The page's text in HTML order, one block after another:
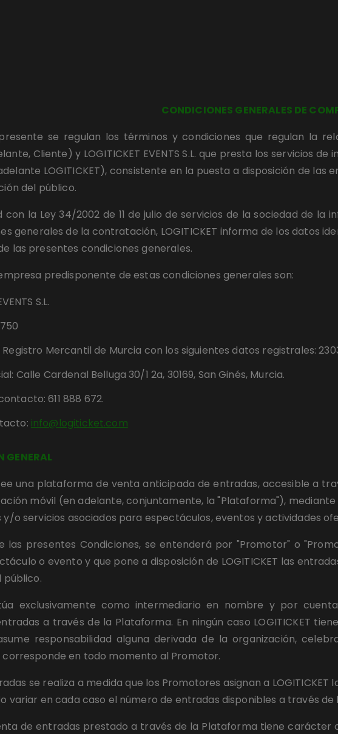
CONDICIONES GENERALES DE
se regulan los términos y condiciones que regulan la
Cliente) y LOGITICKET EVENTS S.L. que presta los servicios
LOGITICKET), consistente en la puesta a disposición de
del público.
con la Ley 34/2002 de 11 de julio de servicios de la sociedad de
generales de la contratación, LOGITICKET informa de los datos
las presentes condiciones generales.
predisponente de estas condiciones generales son:
S.L.
Mercantil de Murcia con los siguientes datos registrales:
Calle Cardenal Belluga 30/1 2a, 30169, San Ginés, Murcia.
611 888 672.
info@logiticket.com
GENERAL
una plataforma de venta anticipada de entradas, accesible a
móvil (en adelante, conjuntamente, la "Plataforma"),
o servicios asociados para espectáculos, eventos y actividades
las presentes Condiciones, se entenderá por "Promotor" o
o evento y que pone a disposición de LOGITICKET las
público.
exclusivamente como intermediario en nombre y por
a través de la Plataforma. En ningún caso LOGITICKET
responsabilidad alguna derivada de la organización,
corresponde en todo momento al Promotor.
se realiza a medida que los Promotores asignan a
variar en cada caso el número de entradas disponibles a través de
de entradas prestado a través de la Plataforma tiene carácter